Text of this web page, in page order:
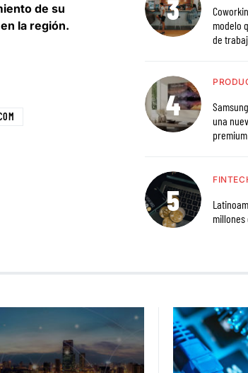
de su
la región.
modelo
de
una
premium